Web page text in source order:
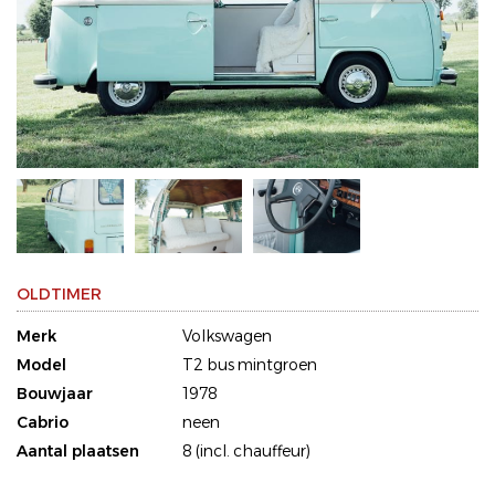
OLDTIMER
Merk
Volkswagen
Model
T2 bus mintgroen
Bouwjaar
1978
Cabrio
neen
Aantal plaatsen
8 (incl. chauffeur)